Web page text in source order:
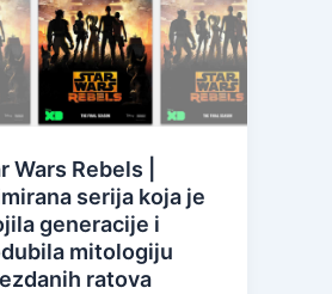
Wars Rebels |
serija koja je
generacije i
mitologiju
ratova